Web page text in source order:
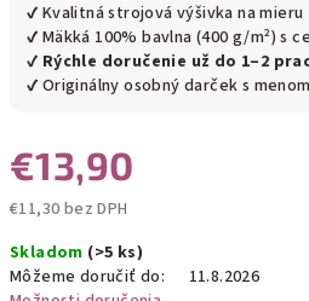
✔ Kvalitná strojová výšivka na mieru
✔ Mäkká 100% bavlna (400 g/m²) s
✔ Rýchle doručenie už do 1–2
✔ Originálny osobný darček s menom
€13,90
€11,30 bez DPH
cena:
Skladom (>5 ks)
Môžeme doručiť do:
11.8.2026